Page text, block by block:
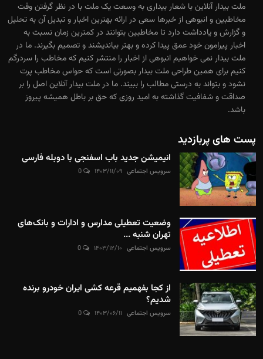
ملت بیدار آنلاین با شعار بیداری به وسعت یک ملت با در نظر گرفتن وقت
مخاطبین و انبوهی از خبرها سعی در ارائه بهترین اخبار و تبدیل آن به تحلیل
و گزارش و یادداشت دارد تا مخاطبین بتوانند در کمترین زمان نسبت به
اخبار پیرامون خود عمق پیدا کرده و بهتر بیاندیشند و تصمیم بگیرند. ما در
ملت بیدار نمی خواهیم انبوهی از اخبار را منتشر کنیم که مخاطب را سردرگم
کنیم برای همین طراحی ملت بیدار بصورتی است که حواس مخاطب پرت
نشود و بتواند به درستی مطالب را ببیند. ما در ملت بیدار آنلاین اصل را بر
صداقت و شفافیت گذاشته به امید روزی که حق بر باطل همیشه پیروز
باشد.
پست های پربازدید
انیمیشن جدید باب اسفنجی با دوبله فارسی
سرویس اجتماعی ۱۴۰۳/۱۱/۰۹
وضعیت تعطیلی مدارس و ادارات و بانک‌های
تهران شنبه ...
سرویس اجتماعی ۱۴۰۳/۱۲/۱۰
از کجا بفهمیم قرعه کشی ایران خودرو برنده
شدیم؟
سرویس اجتماعی ۱۴۰۳/۰۶/۱۱